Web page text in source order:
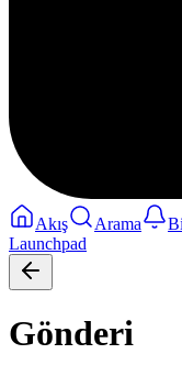
Akış Arama
Launchpad
Gönderi